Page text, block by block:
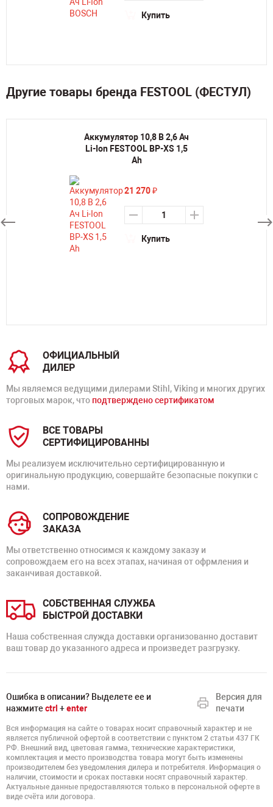
Купить
Другие товары бренда FESTOOL (ФЕСТУЛ)
Аккумулятор 10,8 В 2,6 Ач
Li-Ion FESTOOL BP-XS 1,5
Ah
21 270₽
Купить
ОФИЦИАЛЬНЫЙ
ДИЛЕР
Мы являемся ведущими дилерами Stihl, Viking и многих других
торговых марок, что подтверждено сертификатом
ВСЕ ТОВАРЫ
СЕРТИФИЦИРОВАННЫ
Мы реализуем исключительно сертифицированную и
оригинальную продукцию, совершайте безопасные покупки с
нами.
СОПРОВОЖДЕНИЕ
ЗАКАЗА
Мы ответственно относимся к каждому заказу и
сопровождаем его на всех этапах, начиная от офрмления и
заканчивая доставкой.
СОБСТВЕННАЯ СЛУЖБА
БЫСТРОЙ ДОСТАВКИ
Наша собственная служда доставки организованно доставит
ваш товар до указанного адреса и произведет разгрузку.
Ошибка в описании? Выделете ее и
нажмите ctrl +enter
Версия для
печати
Вся информация на сайте о товарах носит справочный характер и не
является публичной офертой в соответствии с пунктом 2 статьи 437 ГК
РФ. Внешний вид, цветовая гамма, технические характеристики,
комплектация и место производства товара могут быть изменены
производителем без уведомления дилера и потребителя. Информация о
наличии, стоимости и сроках поставки носят справочный характер.
Актуальные данные предоставляются только в персональной оферте в
виде счёта или договора.